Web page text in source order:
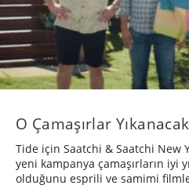
O Çamaşırlar
Tide için Saatchi & Saatchi New
yeni kampanya çamaşırların iyi
olduğunu esprili ve samimi